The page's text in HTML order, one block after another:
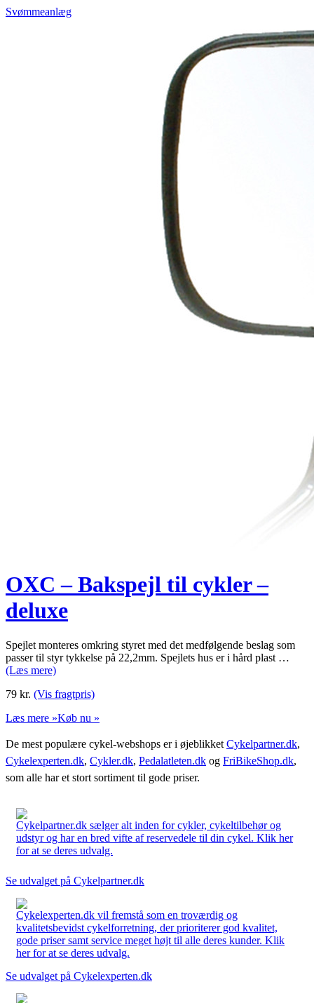
Svømmeanlæg
OXC – Bakspejl til cykler –
deluxe
Spejlet monteres omkring styret med det medfølgende beslag som
passer til styr tykkelse på 22,2mm. Spejlets hus er i hård plast …
(Læs mere)
79 kr. (Vis fragtpris)
Læs mere »Køb nu »
De mest populære cykel-webshops er i øjeblikket Cykelpartner.dk,
Cykelexperten.dk, Cykler.dk, Pedalatleten.dk og FriBikeShop.dk,
som alle har et stort sortiment til gode priser.
Cykelpartner.dk sælger alt inden for cykler, cykeltilbehør og
udstyr og har en bred vifte af reservedele til din cykel. Klik her
for at se deres udvalg.
Se udvalget på Cykelpartner.dk
Cykelexperten.dk vil fremstå som en troværdig og
kvalitetsbevidst cykelforretning, der prioriterer god kvalitet,
gode priser samt service meget højt til alle deres kunder. Klik
her for at se deres udvalg.
Se udvalget på Cykelexperten.dk